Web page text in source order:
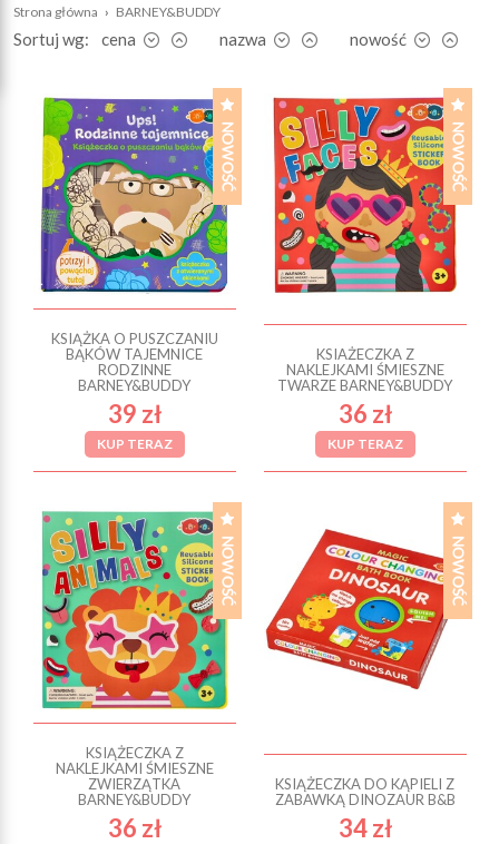
Strona główna › BARNEY&BUDDY
Sortuj wg: cena nazwa nowość
KSIĄŻKA O PUSZCZANIU
BĄKÓW TAJEMNICE
RODZINNE
BARNEY&BUDDY
39 zł
KUP TERAZ
KSIAŻECZKA Z
NAKLEJKAMI ŚMIESZNE
TWARZE BARNEY&BUDDY
36 zł
KUP TERAZ
KSIĄŻECZKA Z
NAKLEJKAMI ŚMIESZNE
ZWIERZĄTKA
BARNEY&BUDDY
36 zł
KSIĄŻECZKA DO KĄPIELI Z
ZABAWKĄ DINOZAUR B&B
34 zł